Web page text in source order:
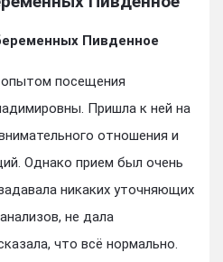
Пивденное
посещения
Пришла к ней на
отношения и
Однако прием был очень
никаких уточняющих
не дала
что всё нормально.